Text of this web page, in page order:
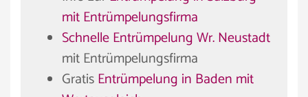
mit Entrümpelungsfirma
Schnelle Entrümpelung Wr. Neustadt
mit Entrümpelungsfirma
GratisEntrümpelung in Baden mit